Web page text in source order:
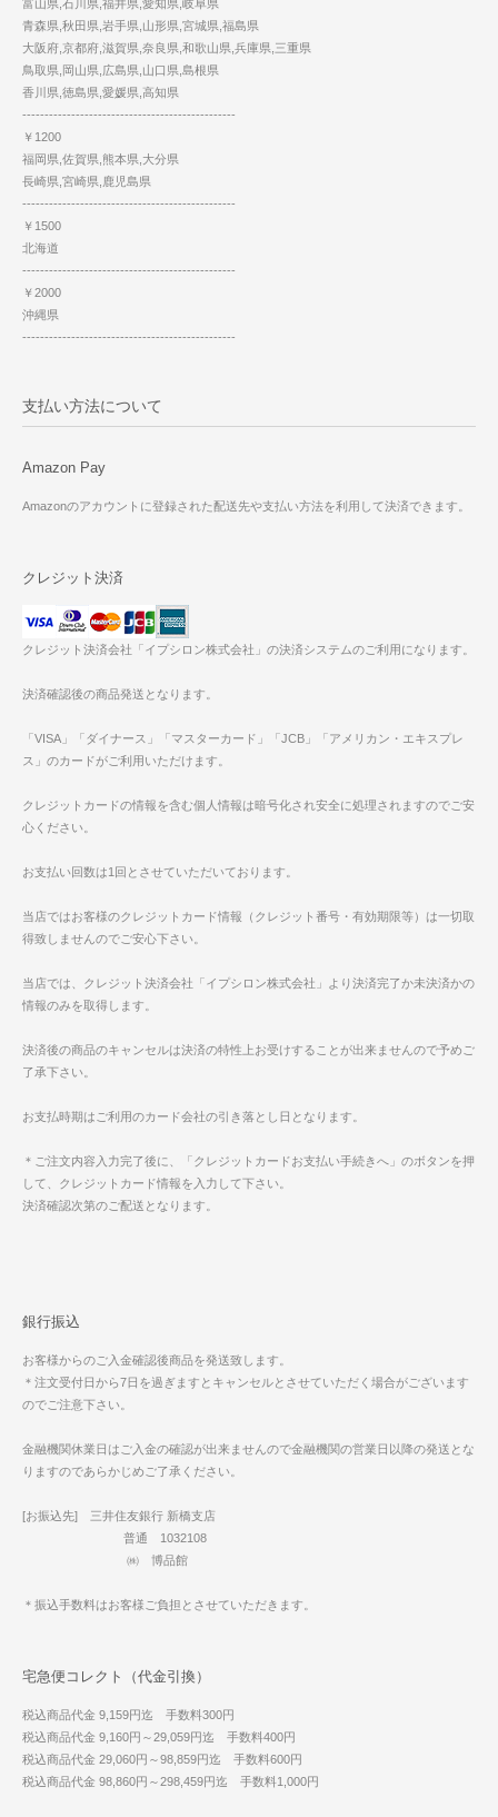
富山県,石川県,福井県,愛知県,岐阜県
青森県,秋田県,岩手県,山形県,宮城県,福島県
大阪府,京都府,滋賀県,奈良県,和歌山県,兵庫県,三重県
鳥取県,岡山県,広島県,山口県,島根県
香川県,徳島県,愛媛県,高知県
------------------------------------------------
￥1200
福岡県,佐賀県,熊本県,大分県
長崎県,宮崎県,鹿児島県
------------------------------------------------
￥1500
北海道
------------------------------------------------
￥2000
沖縄県
------------------------------------------------
支払い方法について
Amazon Pay
Amazonのアカウントに登録された配送先や支払い方法を利用して決済できます。
クレジット決済
クレジット決済会社「イプシロン株式会社」の決済システムのご利用になります。
決済確認後の商品発送となります。
「VISA」「ダイナース」「マスターカード」「JCB」「アメリカン・エキスプレ
ス」のカードがご利用いただけます。
クレジットカードの情報を含む個人情報は暗号化され安全に処理されますのでご安
心ください。
お支払い回数は1回とさせていただいております。
当店ではお客様のクレジットカード情報（クレジット番号・有効期限等）は一切取
得致しませんのでご安心下さい。
当店では、クレジット決済会社「イプシロン株式会社」より決済完了か未決済かの
情報のみを取得します。
決済後の商品のキャンセルは決済の特性上お受けすることが出来ませんので予めご
了承下さい。
お支払時期はご利用のカード会社の引き落とし日となります。
＊ご注文内容入力完了後に、「クレジットカードお支払い手続きへ」のボタンを押
して、クレジットカード情報を入力して下さい。
決済確認次第のご配送となります。
銀行振込
お客様からのご入金確認後商品を発送致します。
＊注文受付日から7日を過ぎますとキャンセルとさせていただく場合がございます
のでご注意下さい。
金融機関休業日はご入金の確認が出来ませんので金融機関の営業日以降の発送とな
りますのであらかじめご了承ください。
[お振込先] 三井住友銀行 新橋支店
普通 1032108
㈱ 博品館
＊振込手数料はお客様ご負担とさせていただきます。
宅急便コレクト（代金引換）
税込商品代金 9,159円迄 手数料300円
税込商品代金 9,160円～29,059円迄 手数料400円
税込商品代金 29,060円～98,859円迄 手数料600円
税込商品代金 98,860円～298,459円迄 手数料1,000円